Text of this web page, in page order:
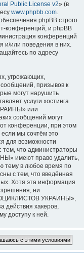
Public License v2» (в
www.phpbb.com.
phpBB строго
конференций, и phpBB
конференций
и/или поведения в них.
по адресу
угрожающих,
призывов к
могут нарушить
услуги хостинга
или
сообщений могут
конференции, при этом
если мы сочтём это
для возможности
тем, что администраторы
имеют право удалить,
тему в любое время по
с тем, что введённая
Хотя эта информация
ни
УКРАИНЫ»,
действия хакеров,
доступу к ней.